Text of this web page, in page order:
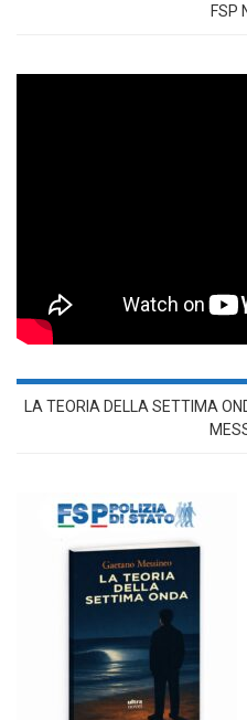
FSP
LA TEORIA DELLA SETTIMA